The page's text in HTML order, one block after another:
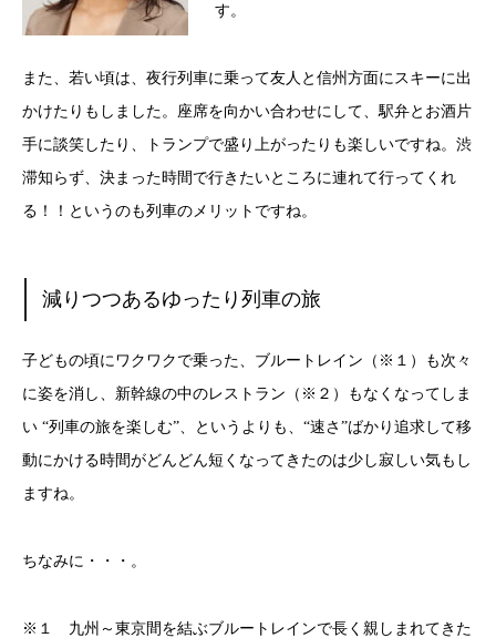
す。
また、若い頃は、夜行列車に乗って友人と信州方面にスキーに出
かけたりもしました。座席を向かい合わせにして、駅弁とお酒片
手に談笑したり、トランプで盛り上がったりも楽しいですね。渋
滞知らず、決まった時間で行きたいところに連れて行ってくれ
る！！というのも列車のメリットですね。
減りつつあるゆったり列車の旅
子どもの頃にワクワクで乗った、ブルートレイン（※１）も次々
に姿を消し、新幹線の中のレストラン（※２）もなくなってしま
い “列車の旅を楽しむ”、というよりも、“速さ”ばかり追求して移
動にかける時間がどんどん短くなってきたのは少し寂しい気もし
ますね。
ちなみに・・・。
※１ 九州～東京間を結ぶブルートレインで長く親しまれてきた